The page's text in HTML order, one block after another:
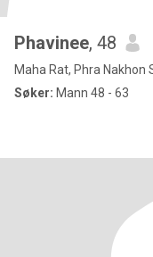
Phavinee, 48
Maha Rat, Phra Nakhon
Søker: Mann 48 - 63